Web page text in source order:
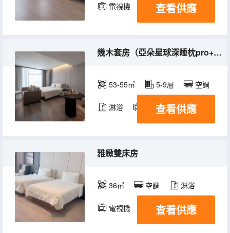
電視機 查看供應
幾木套房（亞朵星球深睡枕pro+小冰箱）
53-55㎡ 5-9層 空調
淋浴 電視機 冰箱
查看供應
雅緻雙床房
36㎡ 空調 淋浴
電視機 查看供應